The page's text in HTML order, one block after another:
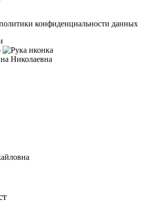
конфиденциальности данных